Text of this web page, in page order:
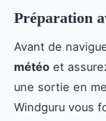
Préparation
Avant de
météo et
une sortie en
Windguru vous